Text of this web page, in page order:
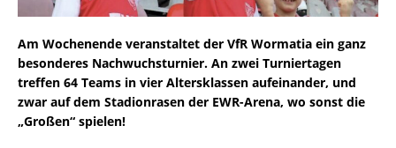
Am Wochenende veranstaltet der VfR Wormatia ein ganz
besonderes Nachwuchsturnier. An zwei Turniertagen
treffen 64 Teams in vier Altersklassen aufeinander, und
zwar auf dem Stadionrasen der EWR-Arena, wo sonst die
„Großen“ spielen!